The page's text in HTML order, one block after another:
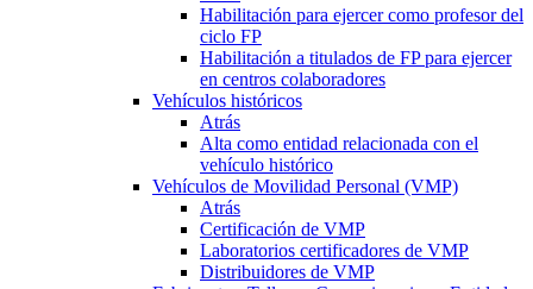
Habilitación para ejercer como profesor del
ciclo FP
Habilitación a titulados de FP para ejercer
en centros colaboradores
Vehículos históricos
Atrás
Alta como entidad relacionada con el
vehículo histórico
Vehículos de Movilidad Personal (VMP)
Atrás
Certificación de VMP
Laboratorios certificadores de VMP
Distribuidores de VMP